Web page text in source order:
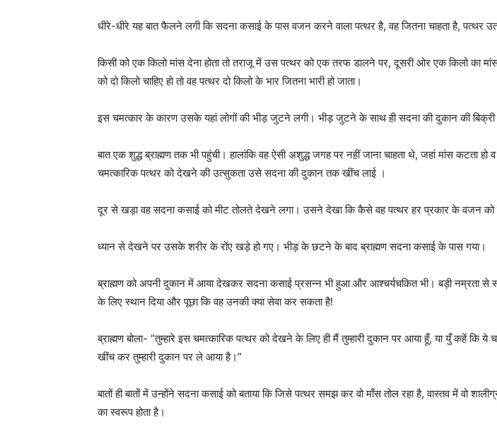
धीरे-धीरे यह बात फैलने लगी कि सदना कसाई के पास वजन करने वाला पत्थर है, वह जितना चाहता है, पत्थर
किसी को एक किलो मांस देना होता तो तराजू में उस पत्थर को एक तरफ डालने पर, दूसरी ओर एक किलो का
को दो किलो चाहिए हो तो वह पत्थर दो किलो के भार जितना भारी हो जाता।
इस चमत्कार के कारण उसके यहां लोगों की भीड़ जुटने लगी। भीड़ जुटने के साथ ही सदना की दुकान की
बात एक शुद्ध ब्राह्मण तक भी पहुंची। हालांकि वह ऐसी अशुद्ध जगह पर नहीं जाना चाहता थे, जहां मांस कटता हो व
चमत्कारिक पत्थर को देखने की उत्सुकता उसे सदना की दुकान तक खींच लाई ।
दूर से खड़ा वह सदना कसाई को मीट तोलते देखने लगा। उसने देखा कि कैसे वह पत्थर हर प्रकार के वजन को
ध्यान से देखने पर उसके शरीर के रोंए खड़े हो गए। भीड़ के छटने के बाद ब्राह्मण सदना कसाई के पास गया।
ब्राह्मण को अपनी दुकान में आया देखकर सदना कसाई प्रसन्न भी हुआ और आश्चर्यचकित भी। बड़ी नम्रता से
के लिए स्थान दिया और पूछा कि वह उनकी क्या सेवा कर सकता है!
ब्राह्मण बोला- “तुम्हारे इस चमत्कारिक पत्थर को देखने के लिए ही मैं तुम्हारी दुकान पर आया हूँ, या युँ कहें कि ये
खींच कर तुम्हारी दुकान पर ले आया है।”
बातों ही बातों में उन्होंने सदना कसाई को बताया कि जिसे पत्थर समझ कर वो माँस तोल रहा है, वास्तव में वो
का स्वरूप होता है।